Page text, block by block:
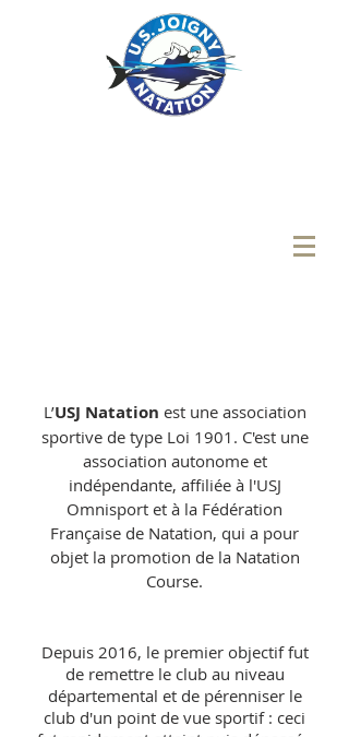
PRESENTATION
L’USJ Natation est une association
sportive de type Loi 1901. C'est une
association autonome et
indépendante, affiliée à l'USJ
Omnisport et à la Fédération
Française de Natation, qui a pour
objet la promotion de la Natation
Course.
Depuis 2016, le premier objectif fut
de remettre le club au niveau
départemental et de pérenniser le
club d'un point de vue sportif : ceci